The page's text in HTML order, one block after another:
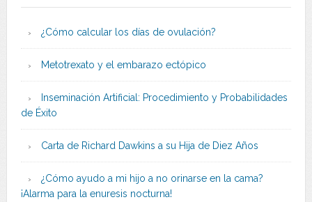
¿Cómo calcular los días de ovulación?
Metotrexato y el embarazo ectópico
Inseminación Artificial: Procedimiento y Probabilidades
de Éxito
Carta de Richard Dawkins a su Hija de Diez Años
¿Cómo ayudo a mi hijo a no orinarse en la cama?
¡Alarma para la enuresis nocturna!